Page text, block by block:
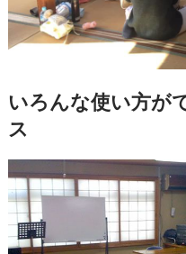
いろんな使い方が
ス